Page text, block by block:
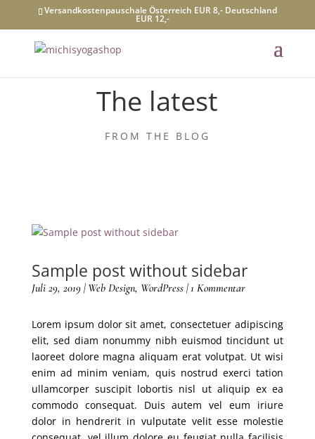
Versandkostenpauschale Österreich EUR 8,- Deutschland
EUR 12,-
The latest
FROM THE BLOG
Sample post without sidebar
Juli 29, 2019| Web Design, WordPress| 1 Kommentar
Lorem ipsum dolor sit amet, consectetuer adipiscing
elit, sed diam nonummy nibh euismod tincidunt ut
laoreet dolore magna aliquam erat volutpat. Ut wisi
enim ad minim veniam, quis nostrud exerci tation
ullamcorper suscipit lobortis nisl ut aliquip ex ea
commodo consequat. Duis autem vel eum iriure
dolor in hendrerit in vulputate velit esse molestie